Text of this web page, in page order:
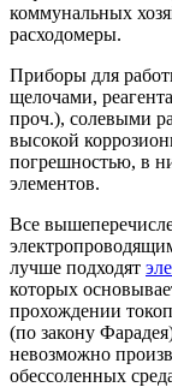
коммунальных
расходомеры.
Приборы для
щелочами,
проч.), солевыми
высокой
погрешностью, в
элементов.
Все
лучше подходят
которых
прохождении
(по закону
невозможно
обессоленных